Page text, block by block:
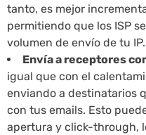
tanto, es mejor
permitiendo que los ISP
volumen de envío de tu IP.
Envía a receptores
igual que con el
enviando a destinatarios
con tus emails. Esto
apertura y click-through,